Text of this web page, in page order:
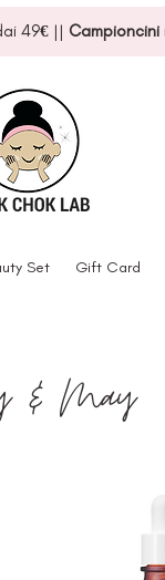
49€ || Campioncini
Set Gift Card
& May